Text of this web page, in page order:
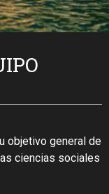
objetivo general de
ciencias sociales